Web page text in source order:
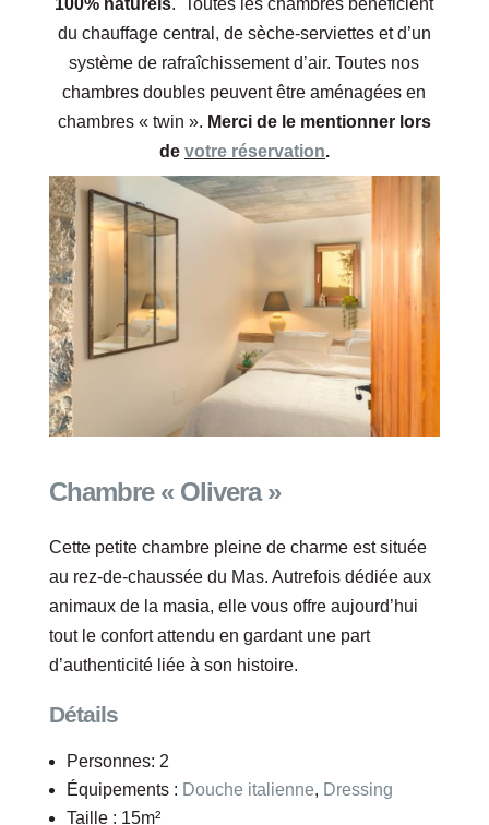
100% naturels. Toutes les chambres bénéficient
du chauffage central, de sèche-serviettes et d’un
système de rafraîchissement d’air. Toutes nos
chambres doubles peuvent être aménagées en
chambres « twin ». Merci de le mentionner lors
de votre réservation.
Chambre « Olivera »
Cette petite chambre pleine de charme est située
au rez-de-chaussée du Mas. Autrefois dédiée aux
animaux de la masia, elle vous offre aujourd’hui
tout le confort attendu en gardant une part
d’authenticité liée à son histoire.
Détails
Personnes: 2
Équipements : Douche italienne, Dressing
Taille : 15m²